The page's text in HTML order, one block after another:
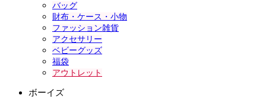
バッグ
財布・ケース・小物
ファッション雑貨
アクセサリー
ベビーグッズ
福袋
アウトレット
ボーイズ